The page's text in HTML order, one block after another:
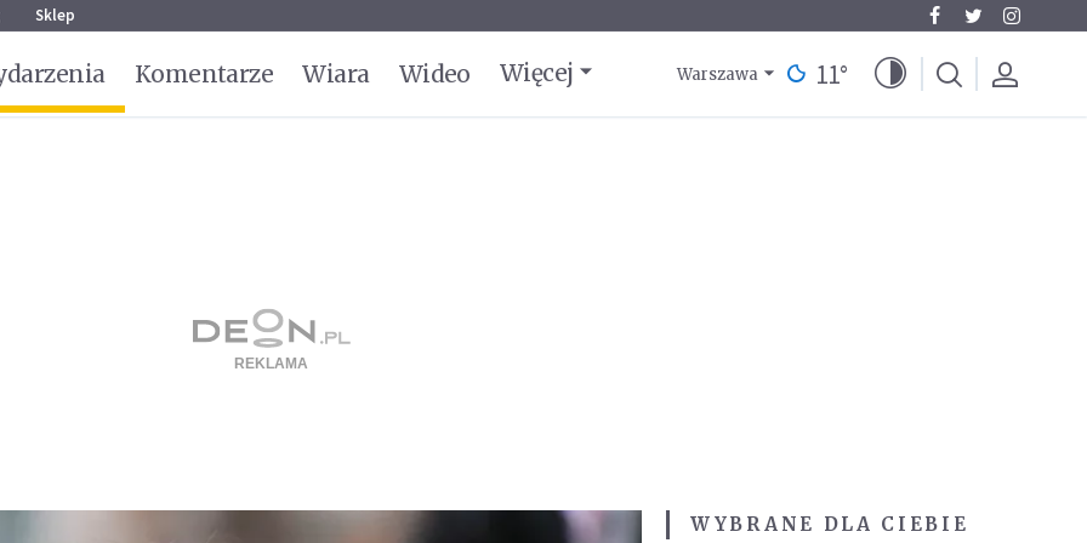
Sklep
Komentarze Wiara Wideo Więcej Warszawa 11°
WYBRANE DLA CIEBIE